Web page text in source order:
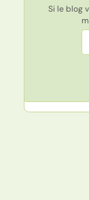
Si le blog